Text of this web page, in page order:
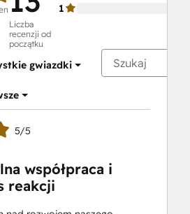
Liczba
recenzji od
początku
1
gwiazdki
5/5
współpraca i
reakcji